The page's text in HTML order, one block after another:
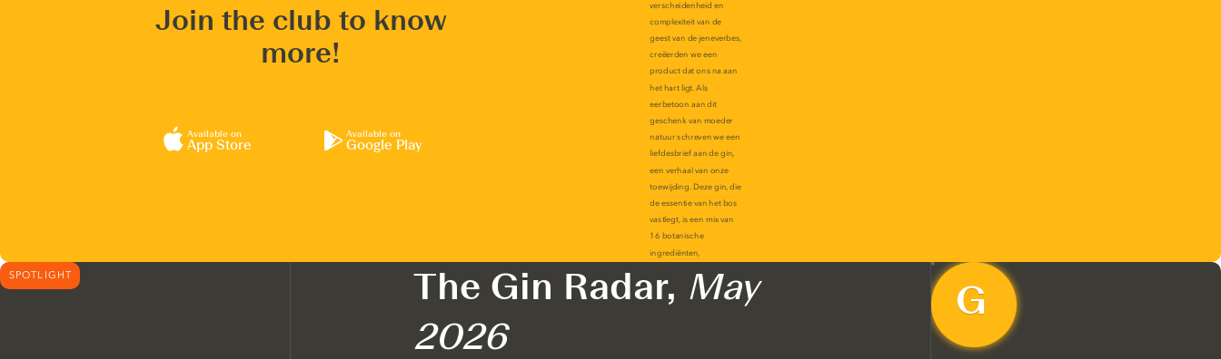
Join the club to know
more!
Available on
App Store
Available on
Google Play
SPOTLIGHT The Gin Radar, May
2026